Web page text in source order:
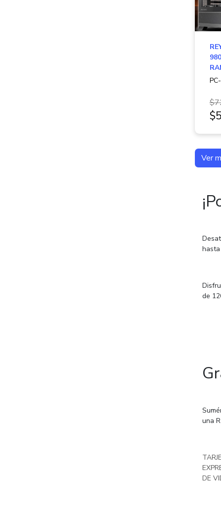
Ver
de
una
DE